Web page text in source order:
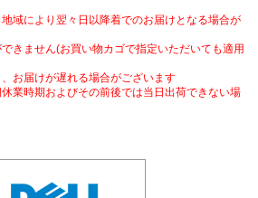
域により翌々日以降着でのお届けとなる場合が
きません(お買い物カゴで指定いただいても適用
お届けが遅れる場合がございます
業時期およびその前後では当日出荷できない場